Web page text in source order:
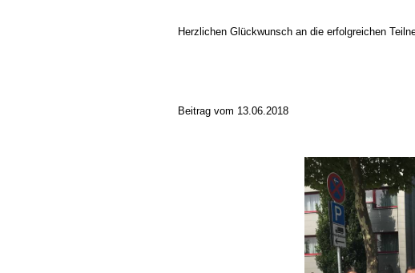
Herzlichen Glückwunsch an die erfolgreichen
Beitrag vom 13.06.2018